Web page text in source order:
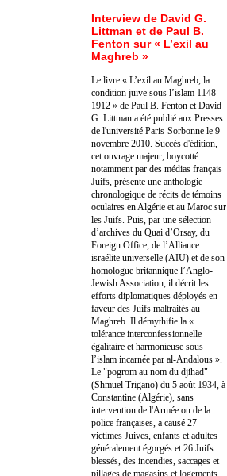
Interview de David G.
Littman et de Paul B.
Fenton sur « L’exil au
Maghreb »
Le livre « L’exil au Maghreb, la
condition juive sous l’islam 1148-
1912 » de Paul B. Fenton et David
G. Littman a été publié aux Presses
de l'université Paris-Sorbonne le 9
novembre 2010. Succès d'édition,
cet ouvrage majeur, boycotté
notamment par des médias français
Juifs, présente une anthologie
chronologique de récits de témoins
oculaires en Algérie et au Maroc sur
les Juifs. Puis, par une sélection
d’archives du Quai d’Orsay, du
Foreign Office, de l’Alliance
israélite universelle (AIU) et de son
homologue britannique l’Anglo-
Jewish Association, il décrit les
efforts diplomatiques déployés en
faveur des Juifs maltraités au
Maghreb. Il démythifie la «
tolérance interconfessionnelle
égalitaire et harmonieuse sous
l’islam incarnée par al-Andalous ».
Le "pogrom au nom du djihad"
(Shmuel Trigano) du 5 août 1934, à
Constantine (Algérie), sans
intervention de l'Armée ou de la
police françaises, a causé 27
victimes Juives, enfants et adultes
généralement égorgés et 26 Juifs
blessés, des incendies, saccages et
pillages de magasins et logements